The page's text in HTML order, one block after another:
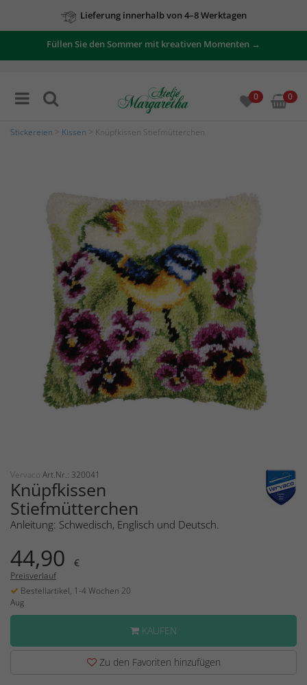
Lieferung innerhalb von 4–8 Werktagen
Füllen Sie den Sommer mit kreativen Momenten →
0 0
Stickereien Kissen > Knüpfkissen Stiefmütterchen
Vervaco Art.Nr.: 320041
Knüpfkissen
Stiefmütterchen
Anleitung: Schwedisch, Englisch und Deutsch.
44,90 €
Preisverlauf
Bestellartikel, 1-4 Wochen 20
Aug
KAUFEN
Zu den Favoriten hinzufügen